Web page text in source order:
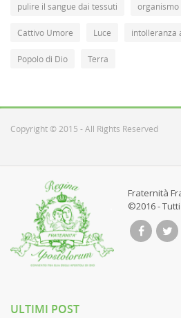
pulire il sangue dai tessuti organismo
Cattivo Umore Luce intolleranza
Popolo di Dio Terra
Copyright © 2015 - All Rights Reserved
Fraternità
©2016 -
ULTIMI POST